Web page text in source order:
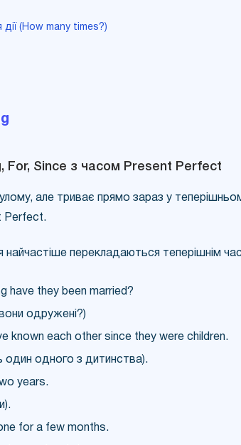
дії (How many times?)
For, Since з часом Present Perfect
але триває прямо зараз у
Perfect.
найчастіше перекладаються теперішнім
have they been married?
одружені?)
known each other since they were children.
один одного з дитинства).
years.
for a few months.